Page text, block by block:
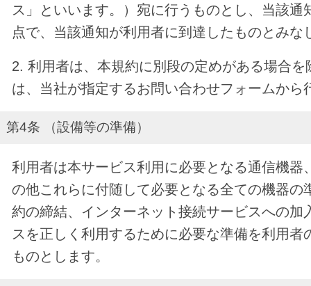
ス」といいます。）宛に行うものとし、当該通
点で、当該通知が利用者に到達したものとみな
2. 利用者は、本規約に別段の定めがある場合
は、当社が指定するお問い合わせフォームから
第4条 （設備等の準備）
利用者は本サービス利用に必要となる通信機器
の他これらに付随して必要となる全ての機器の
約の締結、インターネット接続サービスへの加
スを正しく利用するために必要な準備を利用者
ものとします。